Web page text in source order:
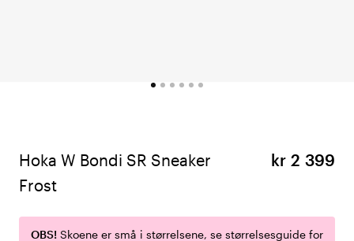
Hoka W Bondi SR Sneaker
Frost
kr 2 399
OBS! Skoene er små i størrelsene, se størrelsesguide for